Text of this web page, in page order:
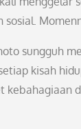
sungguh
kisah
kebahagiaan